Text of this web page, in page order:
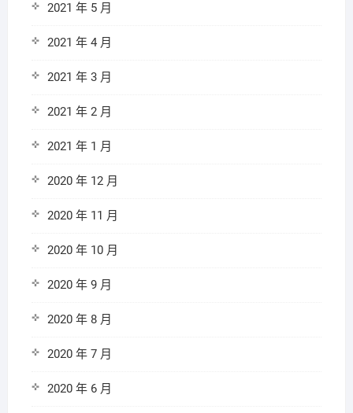
2021 年 5 月
2021 年 4 月
2021 年 3 月
2021 年 2 月
2021 年 1 月
2020 年 12 月
2020 年 11 月
2020 年 10 月
2020 年 9 月
2020 年 8 月
2020 年 7 月
2020 年 6 月